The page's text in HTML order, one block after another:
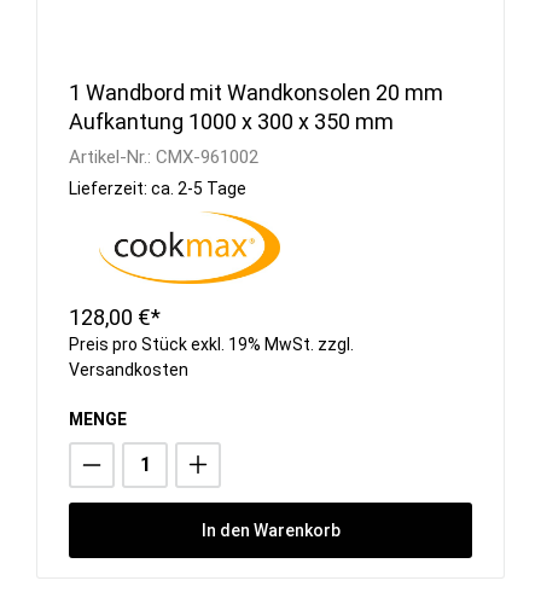
1 Wandbord mit Wandkonsolen 20 mm
Aufkantung 1000 x 300 x 350 mm
Artikel-Nr.: CMX-961002
Lieferzeit: ca. 2-5 Tage
128,00 €*
Preis pro Stück exkl. 19% MwSt. zzgl.
Versandkosten
MENGE
In den Warenkorb